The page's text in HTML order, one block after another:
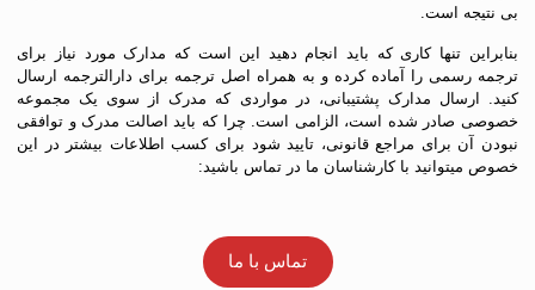
بی نتیجه است.
بنابراین تنها کاری که باید انجام دهید این است که مدارک مورد نیاز برای
ترجمه رسمی را آماده کرده و به همراه اصل ترجمه برای دارالترجمه ارسال
کنید. ارسال مدارک پشتیبانی، در مواردی که مدرک از سوی یک مجموعه
خصوصی صادر شده است، الزامی است. چرا که باید اصالت مدرک و توافقی
نبودن آن برای مراجع قانونی، تایید شود برای کسب اطلاعات بیشتر در این
خصوص میتوانید با کارشناسان ما در تماس باشید:
تماس با ما